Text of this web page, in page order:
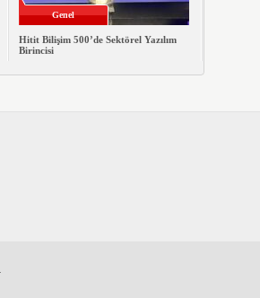
Genel
Hitit Bilişim 500’de Sektörel Yazılım
Birincisi